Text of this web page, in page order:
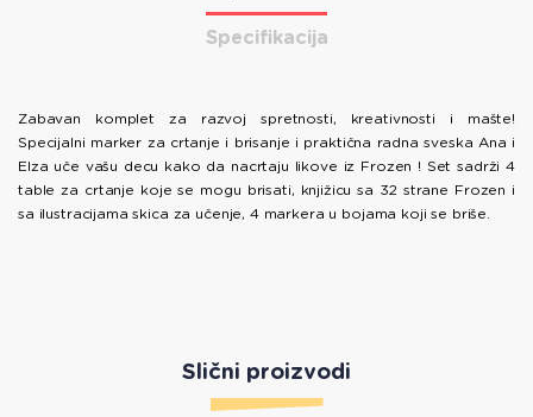
Specifikacija
Zabavan komplet za razvoj spretnosti, kreativnosti i mašte!
Specijalni marker za crtanje i brisanje i praktična radna sveska Ana i
Elza uče vašu decu kako da nacrtaju likove iz Frozen ! Set sadrži 4
table za crtanje koje se mogu brisati, knjižicu sa 32 strane Frozen i
sa ilustracijama skica za učenje, 4 markera u bojama koji se briše.
Slični proizvodi